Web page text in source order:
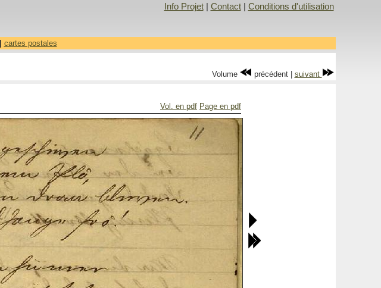
Info Projet| Contact| Conditions d'utilisation
cartes postales
Volume précédent | suivant
Vol. en pdf Page en pdf